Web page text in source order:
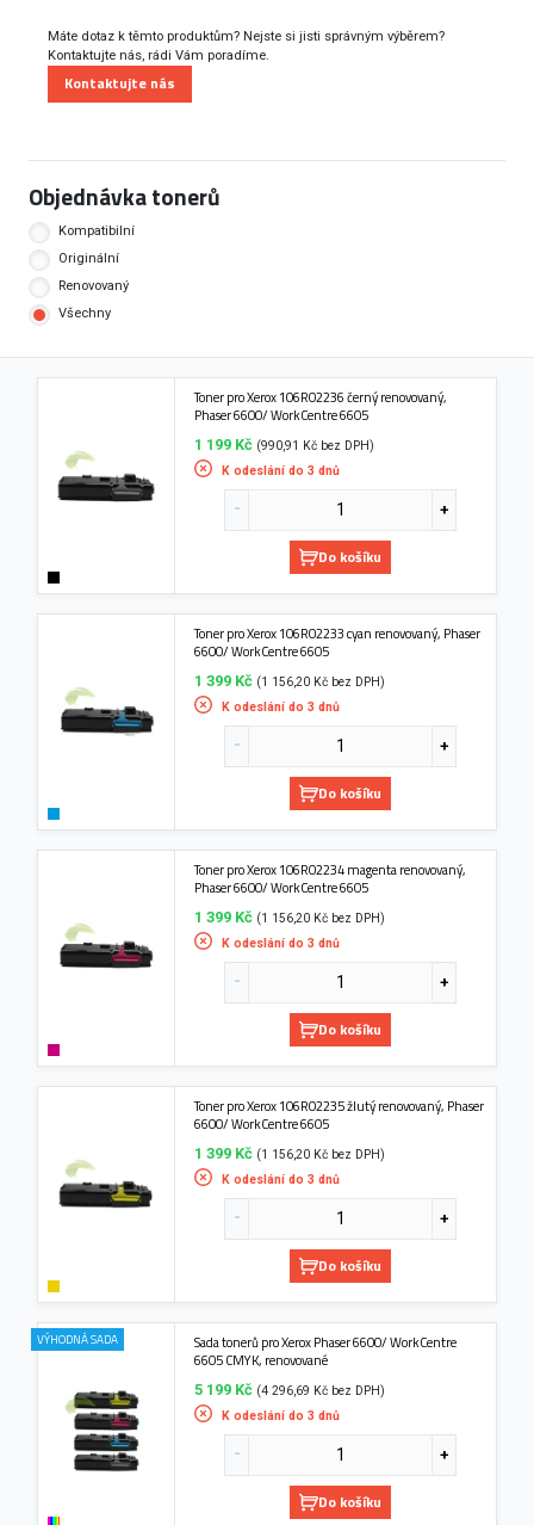
Máte dotaz k těmto produktům? Nejste si jisti správným výběrem?
Kontaktujte nás, rádi Vám poradíme.
Kontaktujte nás
Objednávka tonerů
Kompatibilní
Originální
Renovovaný
Všechny
Toner pro Xerox 106R02236 černý renovovaný,
Phaser 6600/ WorkCentre 6605
1 199 Kč (990,91 Kč bez DPH)
K odeslání do 3 dnů
Do košíku
Toner pro Xerox 106R02233 cyan renovovaný, Phaser
6600/ WorkCentre 6605
1 399 Kč (1 156,20 Kč bez DPH)
K odeslání do 3 dnů
Do košíku
Toner pro Xerox 106R02234 magenta renovovaný,
Phaser 6600/ WorkCentre 6605
1 399 Kč (1 156,20 Kč bez DPH)
K odeslání do 3 dnů
Do košíku
Toner pro Xerox 106R02235 žlutý renovovaný, Phaser
6600/ WorkCentre 6605
1 399 Kč (1 156,20 Kč bez DPH)
K odeslání do 3 dnů
Do košíku
VÝHODNÁ SADA
Sada tonerů pro Xerox Phaser 6600/ WorkCentre
6605 CMYK, renovované
5 199 Kč (4 296,69 Kč bez DPH)
K odeslání do 3 dnů
Do košíku